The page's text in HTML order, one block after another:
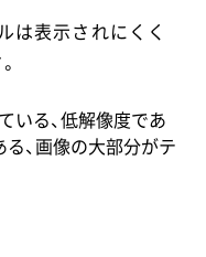
は表示されにくく
いる、低解像度であ
る、画像の大部分がテ